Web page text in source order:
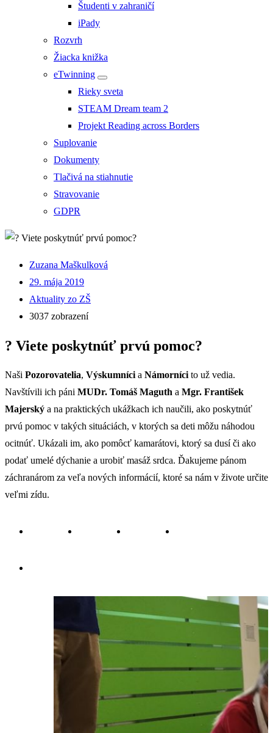
Študenti v zahraničí
iPady
Rozvrh
Žiacka knižka
eTwinning
Rieky sveta
STEAM Dream team 2
Projekt Reading across Borders
Suplovanie
Dokumenty
Tlačivá na stiahnutie
Stravovanie
GDPR
Zuzana Maškulková
29. mája 2019
Aktuality zo ZŠ
3037 zobrazení
? Viete poskytnúť prvú pomoc?
Naši Pozorovatelia, Výskumníci a Námorníci to už vedia.
Navštívili ich páni MUDr. Tomáš Maguth a Mgr. František
Majerský a na praktických ukážkach ich naučili, ako poskytnúť
prvú pomoc v takých situáciách, v ktorých sa deti môžu náhodou
ocitnúť. Ukázali im, ako pomôcť kamarátovi, ktorý sa dusí či ako
podať umelé dýchanie a urobiť masáž srdca. Ďakujeme pánom
záchranárom za veľa nových informácií, ktoré sa nám v živote určite
veľmi zídu.